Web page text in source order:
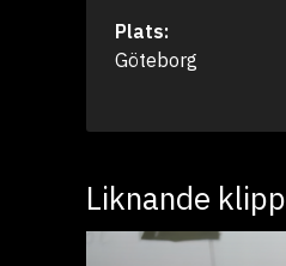
Plats:
Göteborg
Liknande klipp